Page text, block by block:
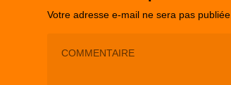
Votre adresse e-mail ne sera pas publiée.